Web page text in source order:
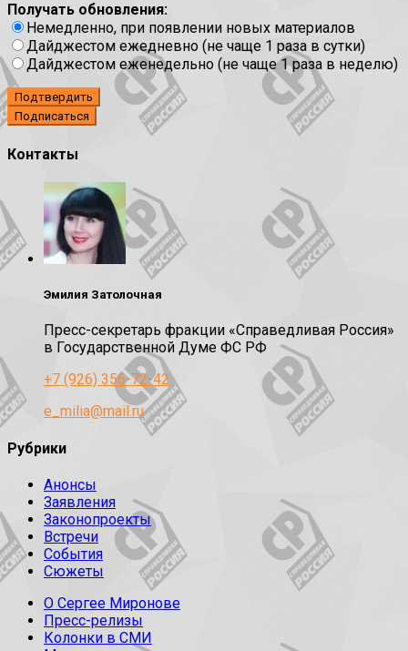
Получать обновления:
Немедленно, при появлении новых материалов
Дайджестом ежедневно (не чаще 1 раза в сутки)
Дайджестом еженедельно (не чаще 1 раза в неделю)
Подтвердить
Контакты
Эмилия Затолочная
Пресс-секретарь фракции «Справедливая Россия»
в Государственной Думе ФС РФ
+7 (926) 356-72-42
e_milia@mail.ru
Рубрики
Анонсы
Заявления
Законопроекты
Встречи
События
Сюжеты
О Сергее Миронове
Пресс-релизы
Колонки в СМИ